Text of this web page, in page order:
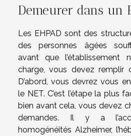
Demeurer dans un
Les EHPAD sont des
des personnes âgées
avant que l’établissement
charge, vous devez remplir
D’abord, vous devrez vous
le NET. C’est l’étape la plus
bien avant cela, vous devez
demandes. Il y a
homogénéités Alzheimer,